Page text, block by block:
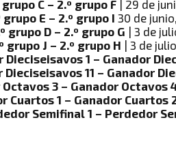
C – 2.º grupo F | 29 de
E – 2.º grupo I 30 de
grupo D – 2.º grupo G | 3 de
grupo J – 2.º grupo H | 3 de
Dieciseisavos 1 – Ganador
11 – Ganador
3 – Ganador Octavos
Cuartos 1 – Ganador Cuartos
Semifinal 1 – Perdedor